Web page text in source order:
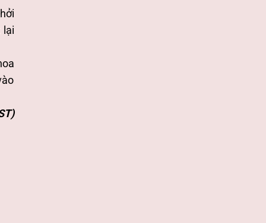
lại